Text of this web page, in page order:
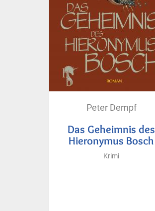
Peter Dempf
Das Geheimnis des
Hieronymus Bosch
Krimi